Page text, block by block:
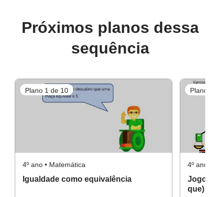
Para o aluno
Atividade principal
Igualdade como equivalência.
Atividades impressas;
Projetor (opcional):
Próximos planos dessa
sequência
Plano 1 de 10
4º ano • Matemática
Igualdade como equivalência
Plano 2
4º ano •
Jogo
que)